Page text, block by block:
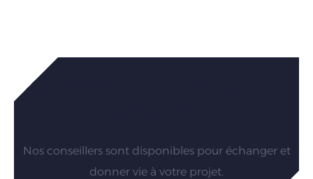
Vous êtes intéressés par nos
Nos conseillers sont disponibles pour échanger et
donner vie à votre projet.